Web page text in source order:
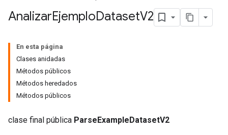
AnalizarEjemploDatasetV2
En esta página
Clases anidadas
Métodos públicos
Métodos heredados
Métodos públicos
clase final pública ParseExampleDatasetV2